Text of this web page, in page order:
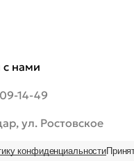
с нами
14-49
ул. Ростовское
конфиденциальности